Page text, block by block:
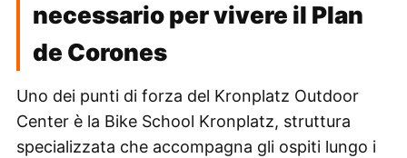
necessario per vivere il Plan
de Corones
Uno dei punti di forza del Kronplatz Outdoor
Center è la Bike School Kronplatz, struttura
specializzata che accompagna gli ospiti lungo i